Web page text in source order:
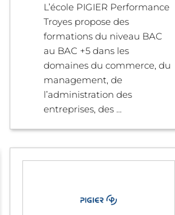
L’école PIGIER Performance
Troyes propose des
formations du niveau BAC
au BAC +5 dans les
domaines du commerce, du
management, de
l’administration des
entreprises, des ...